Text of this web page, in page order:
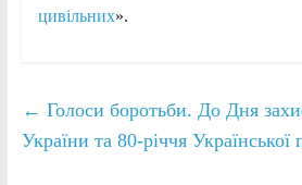
цивільних».
← Голоси боротьби. До Дня
України та 80-річчя Української